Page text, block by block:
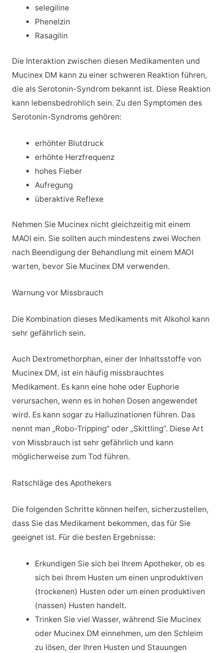
selegiline
Phenelzin
Rasagilin
Die Interaktion zwischen diesen Medikamenten und
Mucinex DM kann zu einer schweren Reaktion führen,
die als Serotonin-Syndrom bekannt ist. Diese Reaktion
kann lebensbedrohlich sein. Zu den Symptomen des
Serotonin-Syndroms gehören:
erhöhter Blutdruck
erhöhte Herzfrequenz
hohes Fieber
Aufregung
überaktive Reflexe
Nehmen Sie Mucinex nicht gleichzeitig mit einem
MAOI ein. Sie sollten auch mindestens zwei Wochen
nach Beendigung der Behandlung mit einem MAOI
warten, bevor Sie Mucinex DM verwenden.
Warnung vor Missbrauch
Die Kombination dieses Medikaments mit Alkohol kann
sehr gefährlich sein.
Auch Dextromethorphan, einer der Inhaltsstoffe von
Mucinex DM, ist ein häufig missbrauchtes
Medikament. Es kann eine hohe oder Euphorie
verursachen, wenn es in hohen Dosen angewendet
wird. Es kann sogar zu Halluzinationen führen. Das
nennt man „Robo-Tripping“ oder „Skittling“. Diese Art
von Missbrauch ist sehr gefährlich und kann
möglicherweise zum Tod führen.
Ratschläge des Apothekers
Die folgenden Schritte können helfen, sicherzustellen,
dass Sie das Medikament bekommen, das für Sie
geeignet ist. Für die besten Ergebnisse:
Erkundigen Sie sich bei Ihrem Apotheker, ob es
sich bei Ihrem Husten um einen unproduktiven
(trockenen) Husten oder um einen produktiven
(nassen) Husten handelt.
Trinken Sie viel Wasser, während Sie Mucinex
oder Mucinex DM einnehmen, um den Schleim
zu lösen, der Ihren Husten und Stauungen